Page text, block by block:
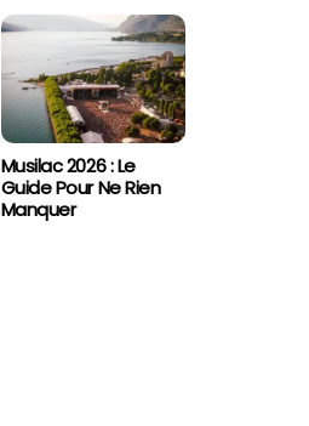
Musilac 2026 : Le
Guide Pour Ne Rien
Manquer